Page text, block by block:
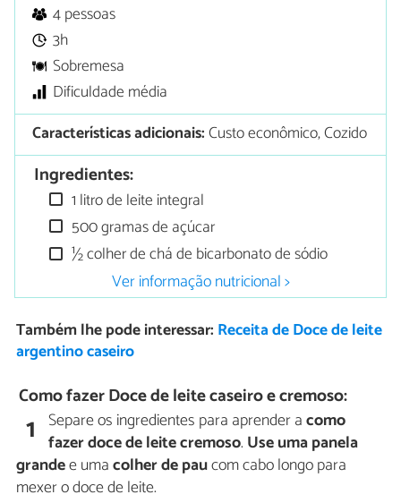
4 pessoas
3h
Sobremesa
Dificuldade média
Características adicionais:Custo econômico, Cozido
Ingredientes:
1 litro de leite integral
500 gramas de açúcar
½ colher de chá de bicarbonato de sódio
Ver informação nutricional >
Também lhe pode interessar: Receita de Doce de leite
argentino caseiro
Como fazer Doce de leite caseiro e cremoso:
1 Separe os ingredientes para aprender acomo
fazer doce de leite cremoso. Use uma panela
grandee umacolher de paucom cabo longo para
mexer o doce de leite.